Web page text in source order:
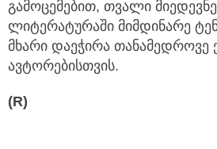
გამოცემებით, თვალი
ლიტერატურაში მიმდინარე
მხარი დაეჭირა
ავტორებისთვის.
(R)